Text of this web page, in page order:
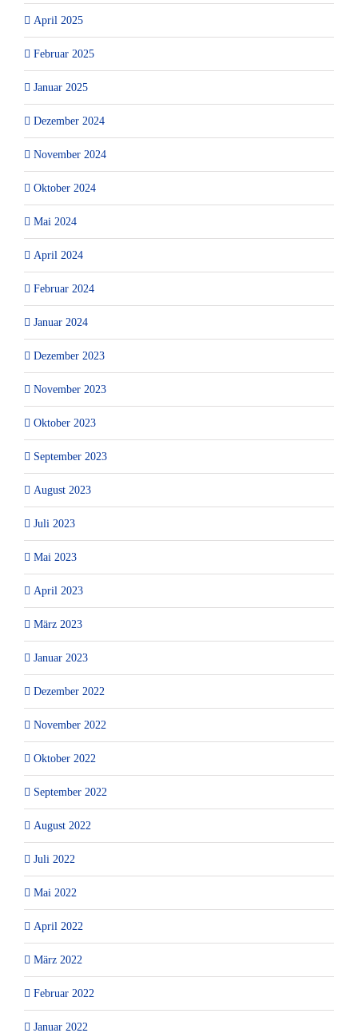
April 2025
Februar 2025
Januar 2025
Dezember 2024
November 2024
Oktober 2024
Mai 2024
April 2024
Februar 2024
Januar 2024
Dezember 2023
November 2023
Oktober 2023
September 2023
August 2023
Juli 2023
Mai 2023
April 2023
März 2023
Januar 2023
Dezember 2022
November 2022
Oktober 2022
September 2022
August 2022
Juli 2022
Mai 2022
April 2022
März 2022
Februar 2022
Januar 2022